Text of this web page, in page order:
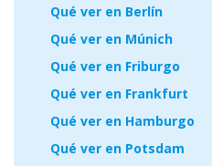
Qué ver en Berlín
Qué ver en Múnich
Qué ver en Friburgo
Qué ver en Frankfurt
Qué ver en Hamburgo
Qué ver en Potsdam